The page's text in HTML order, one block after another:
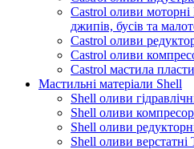
Castrol оливи моторні
джипів, бусів та
Castrol оливи
Castrol оливи
Castrol мастила
Мастильні матеріали Shell
Shell оливи
Shell оливи
Shell оливи
Shell оливи верстатні